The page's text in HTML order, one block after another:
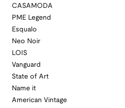
CASAMODA
PME Legend
Esqualo
Neo Noir
LOIS
Vanguard
State of Art
Name it
American Vintage